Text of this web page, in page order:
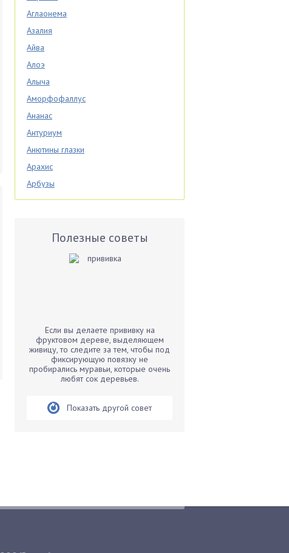
Аглаонема
Азалия
Айва
Алоэ
Алыча
Аморфофаллус
Ананас
Антуриум
Анютины глазки
Арахис
Арбузы
Аспарагус
Базилик
Бархатцы
Бегония
Белые грибы
Бобовые
Вешенки
Полезные советы
Если вы делаете прививку на
фруктовом дереве, выделяющем
живицу, то следите за тем, чтобы под
фиксирующую повязку не
пробирались муравьи, которые очень
любят сок деревьев.
Показать другой совет